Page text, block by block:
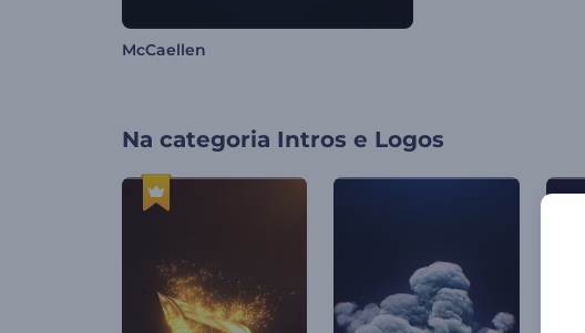
McCaellen
Na categoria Intros e Logos